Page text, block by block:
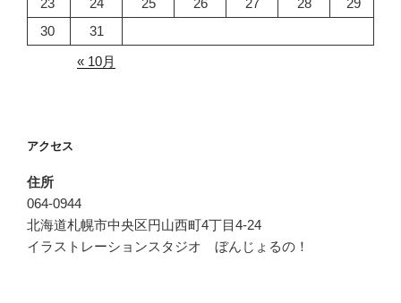
23
24 25 26 27 28
29
30
31
« 10月
アクセス
住所
064-0944
北海道札幌市中央区円山西町4丁目4-24
イラストレーションスタジオ ぼんじょるの！